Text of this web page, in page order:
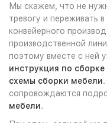
Мы скажем, что не
тревогу и переживать
конвейерного
производственной
поэтому вместе с ней
инструкция по
схемы сборки мебели
сопровождаются
мебели.